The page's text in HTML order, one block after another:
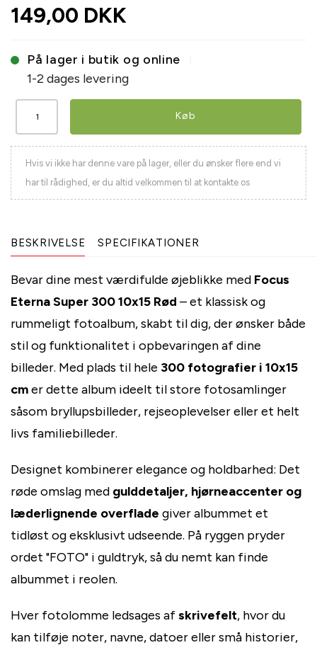
149,00 DKK
På lager i butik og online
1-2 dages levering
Køb
Hvis vi ikke har denne vare på lager, eller du ønsker flere end vi
har til rådighed, er du altid velkommen til at kontakte os
BESKRIVELSE SPECIFIKATIONER
Bevar dine mest værdifulde øjeblikke med Focus
Eterna Super 300 10x15 Rød – et klassisk og
rummeligt fotoalbum, skabt til dig, der ønsker både
stil og funktionalitet i opbevaringen af dine
billeder. Med plads til hele 300 fotografier i 10x15
cmer dette album ideelt til store fotosamlinger
såsom bryllupsbilleder, rejseoplevelser eller et helt
livs familiebilleder.
Designet kombinerer elegance og holdbarhed: Det
røde omslag med gulddetaljer, hjørneaccenter og
læderlignende overflade giver albummet et
tidløst og eksklusivt udseende. På ryggen pryder
ordet "FOTO" i guldtryk, så du nemt kan finde
albummet i reolen.
Hver fotolomme ledsages afskrivefelt, hvor du
kan tilføje noter, navne, datoer eller små historier,